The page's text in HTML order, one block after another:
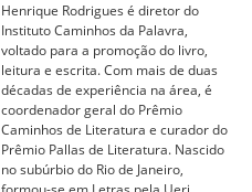
Henrique Rodrigues é diretor do
Instituto Caminhos da Palavra,
voltado para a promoção do livro,
leitura e escrita. Com mais de duas
décadas de experiência na área, é
coordenador geral do Prêmio
Caminhos de Literatura e curador do
Prêmio Pallas de Literatura. Nascido
no subúrbio do Rio de Janeiro,